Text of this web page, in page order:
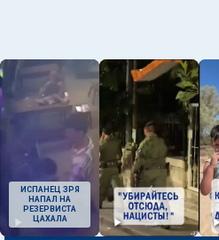
ИСПАНЕЦ ЗРЯ
НАПАЛ НА
РЕЗЕРВИСТА
ЦАХАЛА